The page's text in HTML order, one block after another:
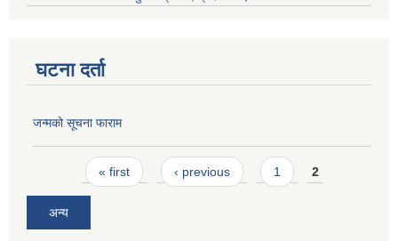
घटना दर्ता
जन्मको सूचना फाराम
Pages« first ‹ previous 1 2
अन्य